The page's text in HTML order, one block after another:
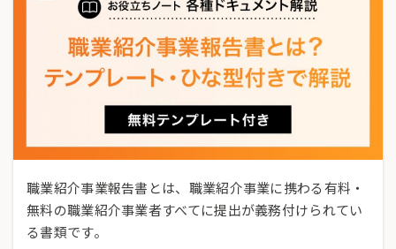
職業紹介事業報告書とは、職業紹介事業に携わる有料・
無料の職業紹介事業者すべてに提出が義務付けられてい
る書類です。